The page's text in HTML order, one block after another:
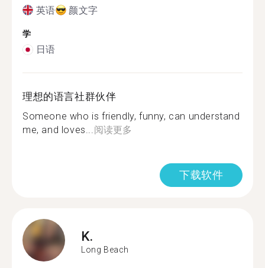
英语 颜文字
学
日语
理想的语言社群伙伴
Someone who is friendly, funny, can understand
me, and loves...阅读更多
下载软件
K.
Long Beach